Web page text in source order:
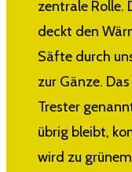
zentrale Rolle.
deckt den
Säfte durch
zur Gänze.
Trester
übrig bleibt,
wird zu